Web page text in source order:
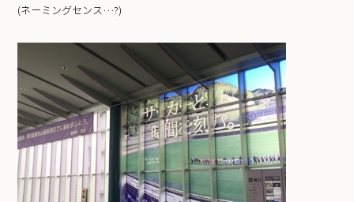
(ネーミングセンス…?)